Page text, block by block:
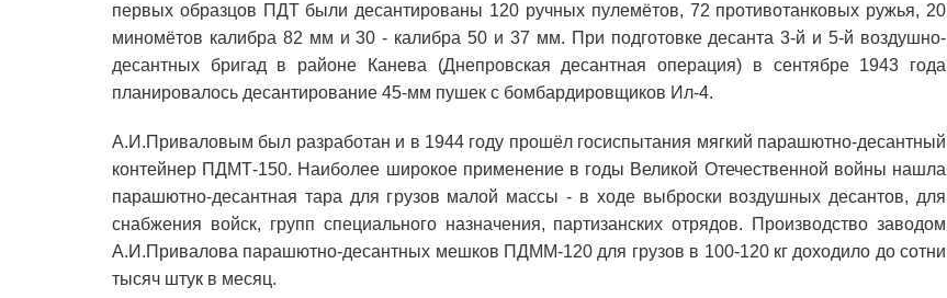
первых образцов ПДТ были десантированы 120 ручных пулемётов, 72 противотанковых ружья, 20
миномётов калибра 82 мм и 30 - калибра 50 и 37 мм. При подготовке десанта 3-й и 5-й воздушно-
десантных бригад в районе Канева (Днепровская десантная операция) в сентябре 1943 года
планировалось десантирование 45-мм пушек с бомбардировщиков Ил-4.
А.И.Приваловым был разработан и в 1944 году прошёл госиспытания мягкий парашютно-десантный
контейнер ПДМТ-150. Наиболее широкое применение в годы Великой Отечественной войны нашла
парашютно-десантная тара для грузов малой массы - в ходе выброски воздушных десантов, для
снабжения войск, групп специального назначения, партизанских отрядов. Производство заводом
А.И.Привалова парашютно-десантных мешков ПДММ-120 для грузов в 100-120 кг доходило до сотни
тысяч штук в месяц.